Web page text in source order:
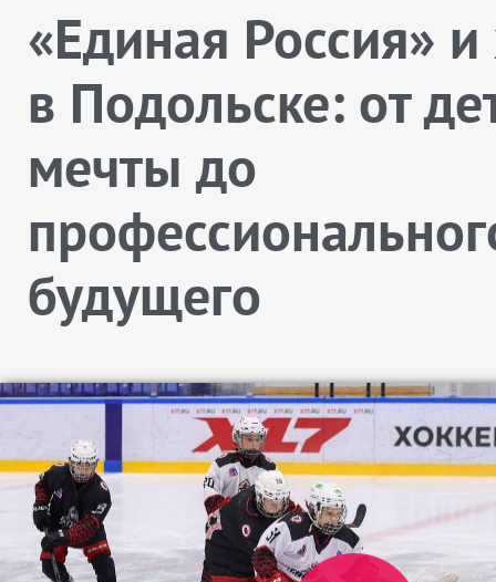
«Единая Россия»
в Подольске: от
мечты до
будущего